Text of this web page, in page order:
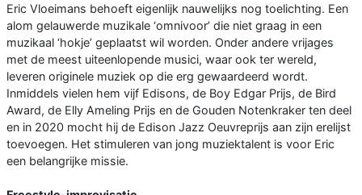
Eric Vloeimans behoeft eigenlijk nauwelijks nog toelichting. Een
alom gelauwerde muzikale ‘omnivoor’ die niet graag in een
muzikaal ‘hokje’ geplaatst wil worden. Onder andere vrijages
met de meest uiteenlopende musici, waar ook ter wereld,
leveren originele muziek op die erg gewaardeerd wordt.
Inmiddels vielen hem vijf Edisons, de Boy Edgar Prijs, de Bird
Award, de Elly Ameling Prijs en de Gouden Notenkraker ten deel
en in 2020 mocht hij de Edison Jazz Oeuvreprijs aan zijn erelijst
toevoegen. Het stimuleren van jong muziektalent is voor Eric
een belangrijke missie.